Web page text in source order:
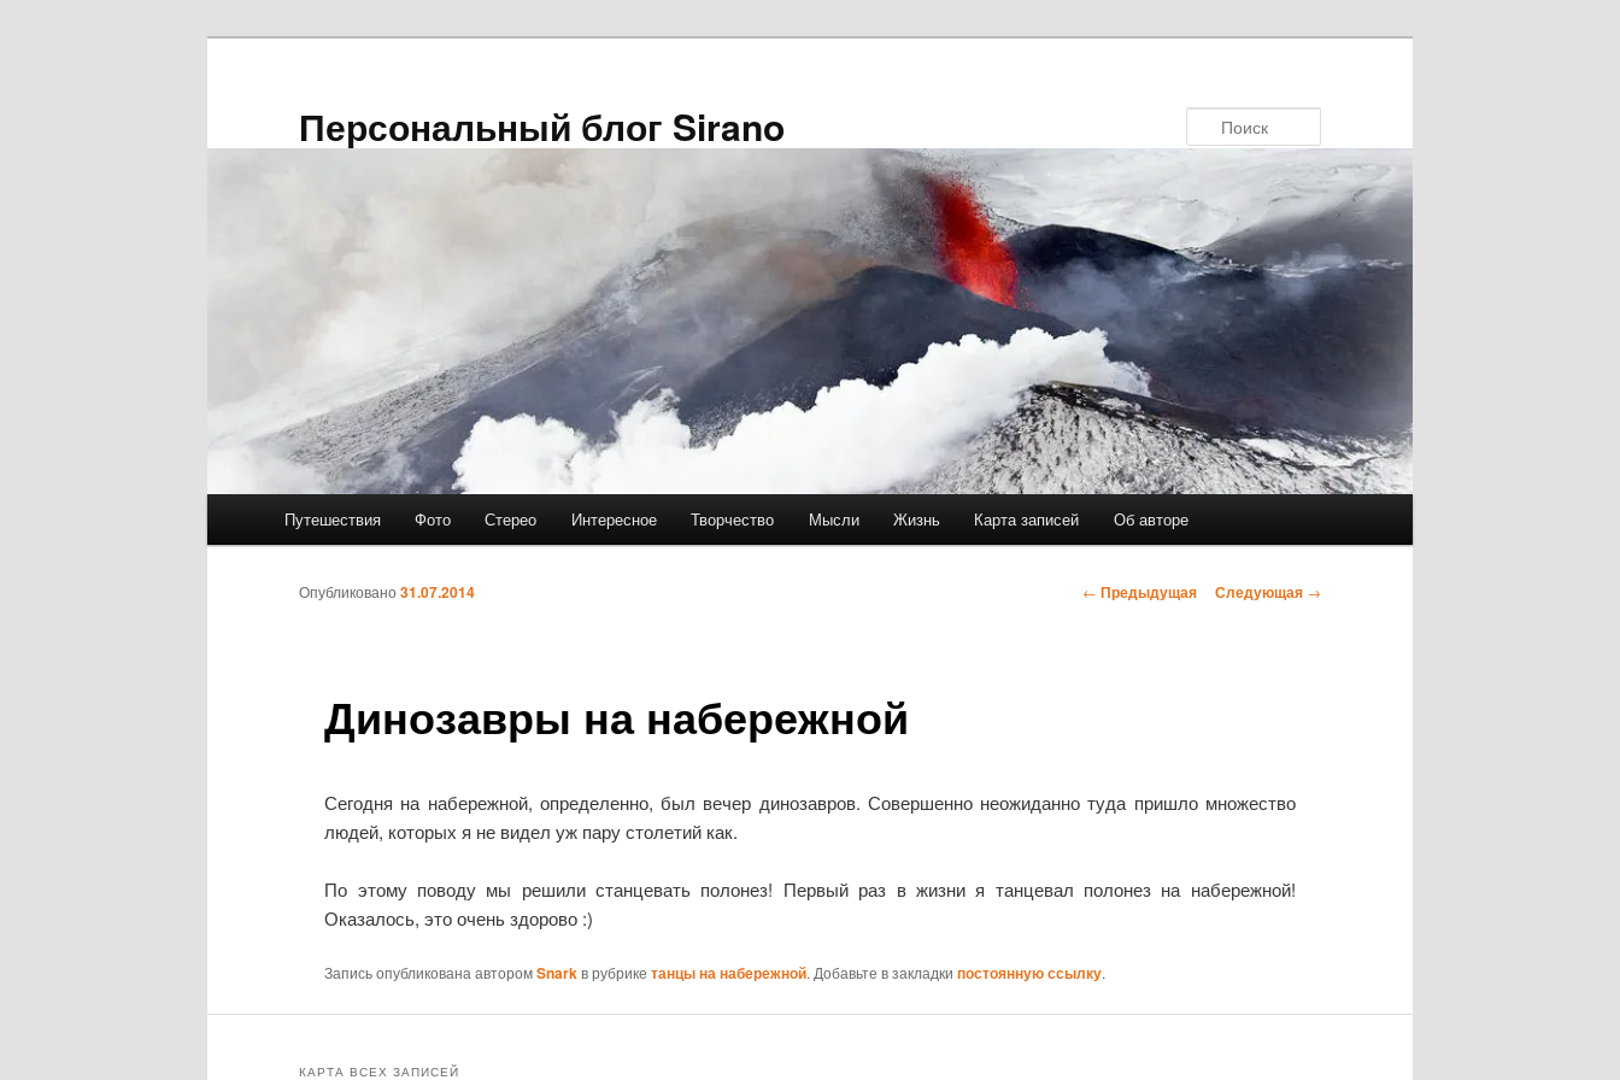
Персональный блог Sirano
Главное меню
Путешествия Фото Стерео Интересное Творчество Мысли Жизнь Карта записей Об авторе
← Предыдущая Следующая →
Динозавры на набережной
Опубликовано 31.07.2014
Сегодня на набережной, определенно, был вечер динозавров. Совершенно неожиданно туда пришло множество
людей, которых я не видел уж пару столетий как.
По этому поводу мы решили станцевать полонез! Первый раз в жизни я танцевал полонез на набережной!
Оказалось, это очень здорово :)
Запись опубликована авторомSnarkв рубрикетанцы на набережной. Добавьте в закладкипостоянную ссылку.
КАРТА ВСЕХ ЗАПИСЕЙ